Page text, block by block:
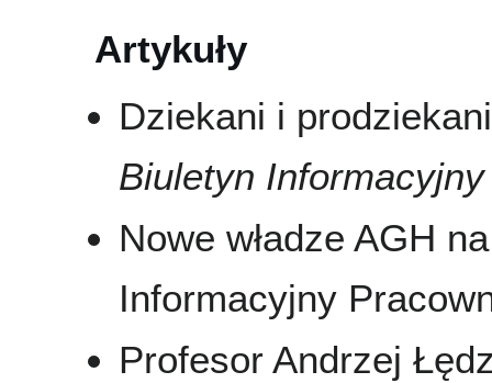
Artykuły
Dziekani i
Biuletyn
Nowe władze AGH
Informacyjny
Profesor Andrzej